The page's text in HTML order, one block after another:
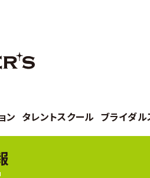
ン タレントスクール ブライダル